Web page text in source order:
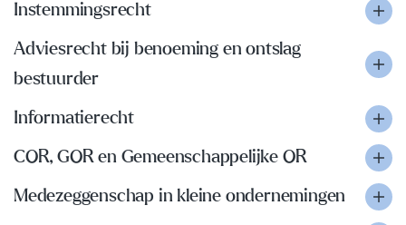
Instemmingsrecht
Adviesrecht bij benoeming en ontslag
bestuurder
Informatierecht
COR, GOR en Gemeenschappelijke OR
Medezeggenschap in kleine ondernemingen